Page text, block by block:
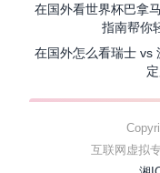
在国外看世界杯巴拿
指南帮你
在国外怎么看瑞士 vs
互联网虚拟